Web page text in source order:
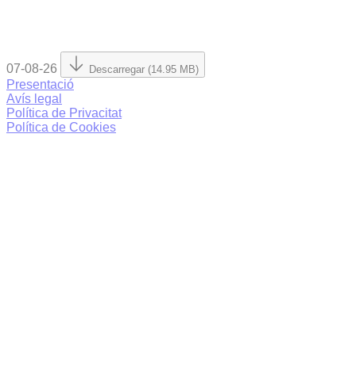
07-08-26 Descarregar (14.95 MB)
Presentació
Avís legal
Política de Privacitat
Política de Cookies